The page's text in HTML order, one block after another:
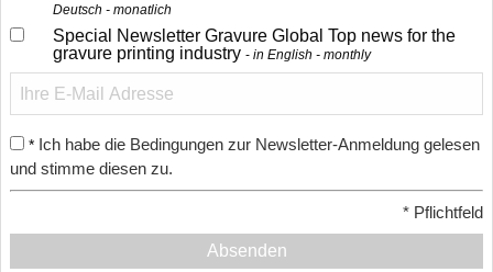
Deutsch - monatlich
Special Newsletter Gravure Global Top news for the
gravure printing industry
in English - monthly
* Ich habe die Bedingungen zur Newsletter-Anmeldung gelesen
und stimme diesen zu.
* Pflichtfeld
Absenden